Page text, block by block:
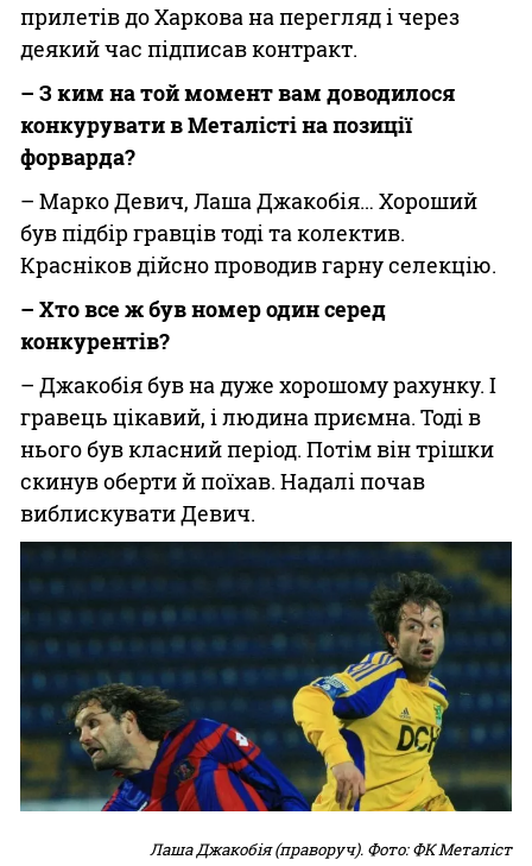
прилетів до Харкова на перегляд і через
деякий час підписав контракт.
– З ким на той момент вам доводилося
конкурувати в Металісті на позиції
форварда?
– Марко Девич, Лаша Джакобія… Хороший
був підбір гравців тоді та колектив.
Красніков дійсно проводив гарну селекцію.
– Хто все ж був номер один серед
конкурентів?
– Джакобія був на дуже хорошому рахунку. І
гравець цікавий, і людина приємна. Тоді в
нього був класний період. Потім він трішки
скинув оберти й поїхав. Надалі почав
виблискувати Девич.
Лаша Джакобія (праворуч). Фото: ФК Металіст